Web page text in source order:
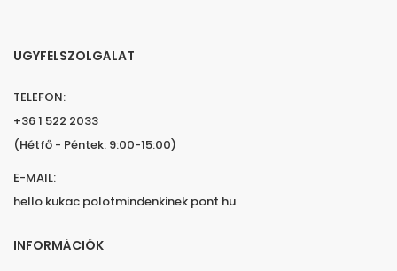
ÜGYFÉLSZOLGÁLAT
TELEFON:
+36 1 522 2033
(Hétfő - Péntek: 9:00-15:00)
E-MAIL:
hello kukac polotmindenkinek pont hu
INFORMÁCIÓK